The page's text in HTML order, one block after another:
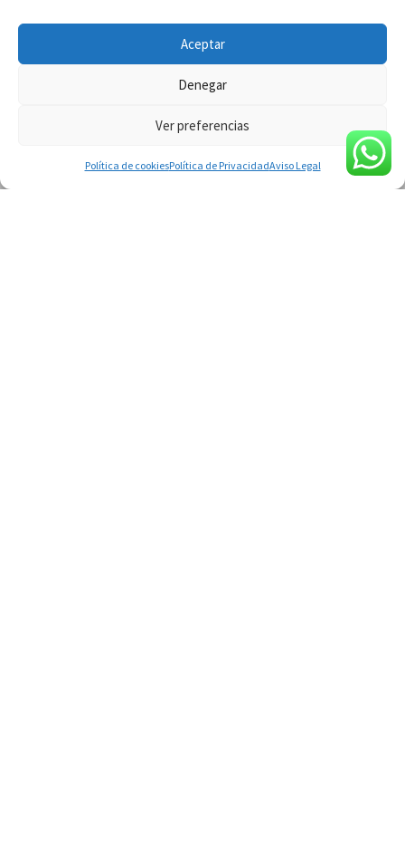
Aceptar
Denegar
Ver preferencias
Política de cookiesPolítica de PrivacidadAviso Legal